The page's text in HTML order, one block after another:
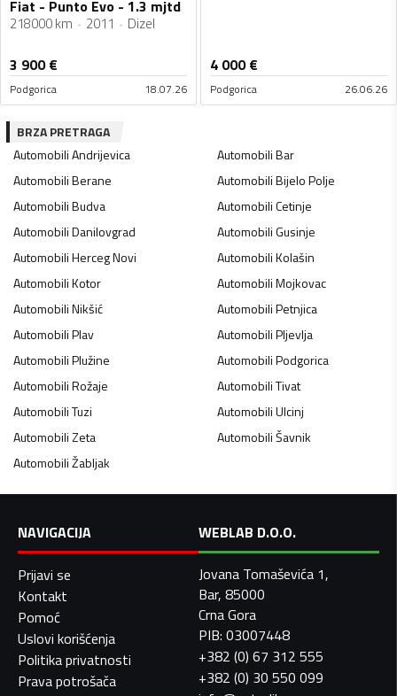
Fiat - Punto Evo - 1.3 mjtd
218000 km 2011 Dizel
3 900€
Podgorica 18.07.26
4 000€
Podgorica 26.06.26
BRZA PRETRAGA
AutomobiliAndrijevica AutomobiliBar
AutomobiliBerane AutomobiliBijelo Polje
AutomobiliBudva AutomobiliCetinje
AutomobiliDanilovgrad AutomobiliGusinje
AutomobiliHerceg Novi AutomobiliKolašin
AutomobiliKotor AutomobiliMojkovac
AutomobiliNikšić AutomobiliPetnjica
AutomobiliPlav AutomobiliPljevlja
AutomobiliPlužine AutomobiliPodgorica
AutomobiliRožaje AutomobiliTivat
AutomobiliTuzi AutomobiliUlcinj
AutomobiliZeta AutomobiliŠavnik
AutomobiliŽabljak
NAVIGACIJA
Prijavi se
Kontakt
Pomoć
Uslovi korišćenja
Politika privatnosti
Prava potrošača
WEBLAB D.O.O.
Jovana Tomaševića 1,
Bar, 85000
Crna Gora
PIB: 03007448
+382 (0) 67 312 555
+382 (0) 30 550 099